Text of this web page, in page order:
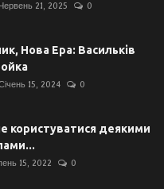
Червень 21, 2025 0
Нова Ера: Васильків
15, 2024 0
користуватися деякими
15, 2022 0